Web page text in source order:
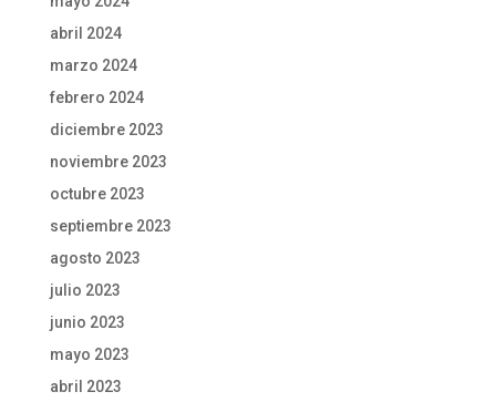
abril 2024
marzo 2024
febrero 2024
diciembre 2023
noviembre 2023
octubre 2023
septiembre 2023
agosto 2023
julio 2023
junio 2023
mayo 2023
abril 2023